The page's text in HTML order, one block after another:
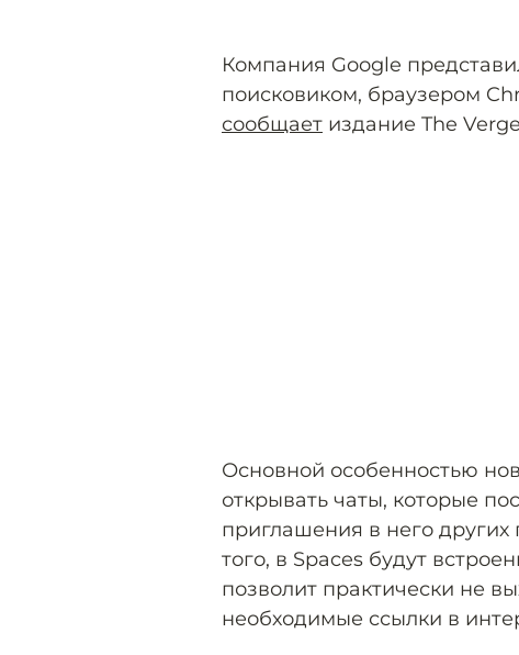
Компания Google
поисковиком, браузером
сообщает издание The
Основной особенностью
открывать чаты, которые
приглашения в него
того, в Spaces будут
позволит практически не
необходимые ссылки в